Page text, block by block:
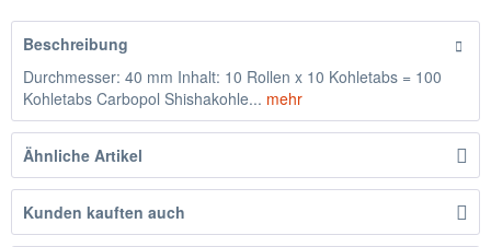
Beschreibung
Durchmesser: 40 mm Inhalt: 10 Rollen x 10 Kohletabs = 100
Kohletabs Carbopol Shishakohle... mehr
Ähnliche Artikel
Kunden kauften auch